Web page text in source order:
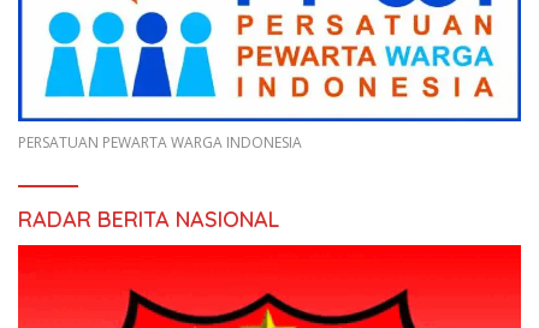
PERSATUAN PEWARTA WARGA INDONESIA
RADAR BERITA NASIONAL